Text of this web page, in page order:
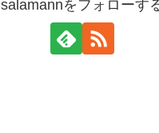
salamannをフォローす